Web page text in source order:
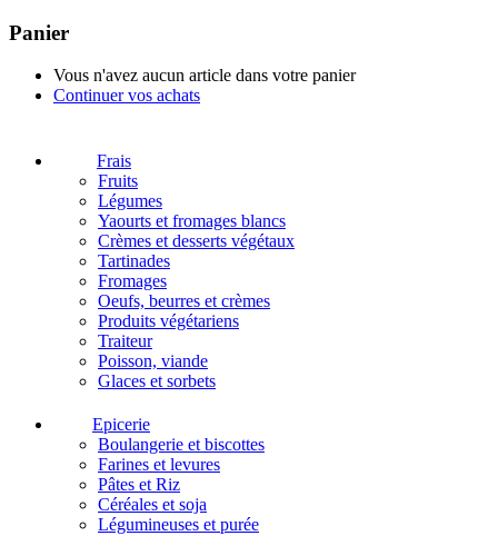
Panier
Vous n'avez aucun article dans votre panier
Continuer vos achats
Frais
Fruits
Légumes
Yaourts et fromages blancs
Crèmes et desserts végétaux
Tartinades
Fromages
Oeufs, beurres et crèmes
Produits végétariens
Traiteur
Poisson, viande
Glaces et sorbets
Epicerie
Boulangerie et biscottes
Farines et levures
Pâtes et Riz
Céréales et soja
Légumineuses et purée